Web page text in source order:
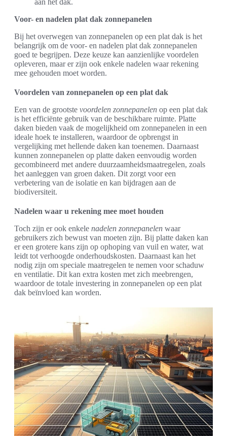
aan het dak.
Voor- en nadelen plat dak zonnepanelen
Bij het overwegen van zonnepanelen op een plat dak is het
belangrijk om de voor- en nadelen plat dak zonnepanelen
goed te begrijpen. Deze keuze kan aanzienlijke voordelen
opleveren, maar er zijn ook enkele nadelen waar rekening
mee gehouden moet worden.
Voordelen van zonnepanelen op een plat dak
Een van de grootste voordelen zonnepanelen op een plat dak
is het efficiënte gebruik van de beschikbare ruimte. Platte
daken bieden vaak de mogelijkheid om zonnepanelen in een
ideale hoek te installeren, waardoor de opbrengst in
vergelijking met hellende daken kan toenemen. Daarnaast
kunnen zonnepanelen op platte daken eenvoudig worden
gecombineerd met andere duurzaamheidsmaatregelen, zoals
het aanleggen van groen daken. Dit zorgt voor een
verbetering van de isolatie en kan bijdragen aan de
biodiversiteit.
Nadelen waar u rekening mee moet houden
Toch zijn er ook enkele nadelen zonnepanelen waar
gebruikers zich bewust van moeten zijn. Bij platte daken kan
er een grotere kans zijn op ophoping van vuil en water, wat
leidt tot verhoogde onderhoudskosten. Daarnaast kan het
nodig zijn om speciale maatregelen te nemen voor schaduw
en ventilatie. Dit kan extra kosten met zich meebrengen,
waardoor de totale investering in zonnepanelen op een plat
dak beïnvloed kan worden.